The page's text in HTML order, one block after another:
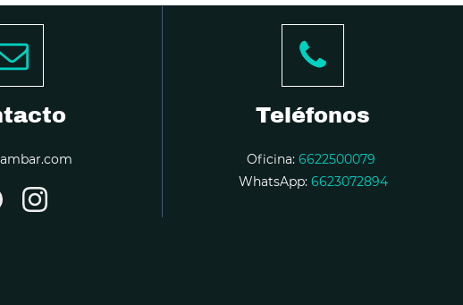
Teléfonos
Oficina: 6622500079
WhatsApp: 6623072894